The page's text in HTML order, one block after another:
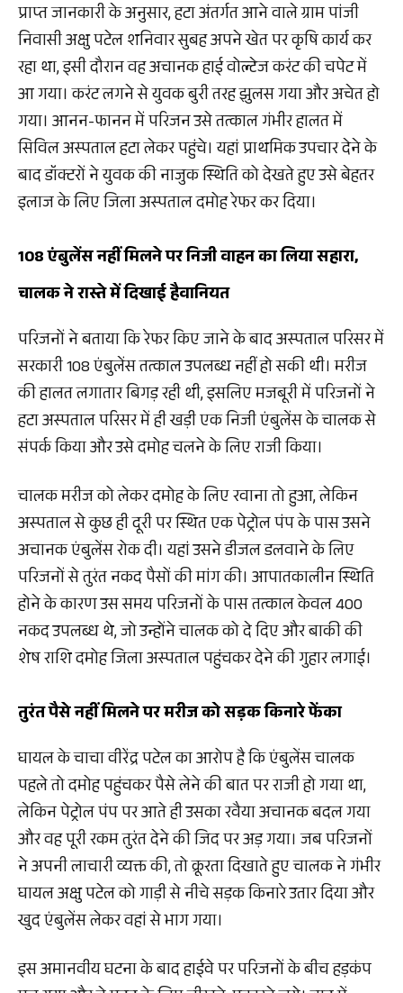
प्राप्त जानकारी के अनुसार, हटा अंतर्गत आने वाले ग्राम पांजी
निवासी अक्षु पटेल शनिवार सुबह अपने खेत पर कृषि कार्य कर
रहा था, इसी दौरान वह अचानक हाई वोल्टेज करंट की चपेट में
आ गया। करंट लगने से युवक बुरी तरह झुलस गया और अचेत हो
गया। आनन-फानन में परिजन उसे तत्काल गंभीर हालत में
सिविल अस्पताल हटा लेकर पहुंचे। यहां प्राथमिक उपचार देने के
बाद डॉक्टरों ने युवक की नाजुक स्थिति को देखते हुए उसे बेहतर
इलाज के लिए जिला अस्पताल दमोह रेफर कर दिया।
108 एंबुलेंस नहीं मिलने पर निजी वाहन का लिया सहारा,
चालक ने रास्ते में दिखाई हैवानियत
परिजनों ने बताया कि रेफर किए जाने के बाद अस्पताल परिसर में
सरकारी 108 एंबुलेंस तत्काल उपलब्ध नहीं हो सकी थी। मरीज
की हालत लगातार बिगड़ रही थी, इसलिए मजबूरी में परिजनों ने
हटा अस्पताल परिसर में ही खड़ी एक निजी एंबुलेंस के चालक से
संपर्क किया और उसे दमोह चलने के लिए राजी किया।
चालक मरीज को लेकर दमोह के लिए रवाना तो हुआ, लेकिन
अस्पताल से कुछ ही दूरी पर स्थित एक पेट्रोल पंप के पास उसने
अचानक एंबुलेंस रोक दी। यहां उसने डीजल डलवाने के लिए
परिजनों से तुरंत नकद पैसों की मांग की। आपातकालीन स्थिति
होने के कारण उस समय परिजनों के पास तत्काल केवल ₹400
नकद उपलब्ध थे, जो उन्होंने चालक को दे दिए और बाकी की
शेष राशि दमोह जिला अस्पताल पहुंचकर देने की गुहार लगाई।
तुरंत पैसे नहीं मिलने पर मरीज को सड़क किनारे फेंका
घायल के चाचा वीरेंद्र पटेल का आरोप है कि एंबुलेंस चालक
पहले तो दमोह पहुंचकर पैसे लेने की बात पर राजी हो गया था,
लेकिन पेट्रोल पंप पर आते ही उसका रवैया अचानक बदल गया
और वह पूरी रकम तुरंत देने की जिद पर अड़ गया। जब परिजनों
ने अपनी लाचारी व्यक्त की, तो क्रूरता दिखाते हुए चालक ने गंभीर
घायल अक्षु पटेल को गाड़ी से नीचे सड़क किनारे उतार दिया और
खुद एंबुलेंस लेकर वहां से भाग गया।
इस अमानवीय घटना के बाद हाईवे पर परिजनों के बीच हड़कंप